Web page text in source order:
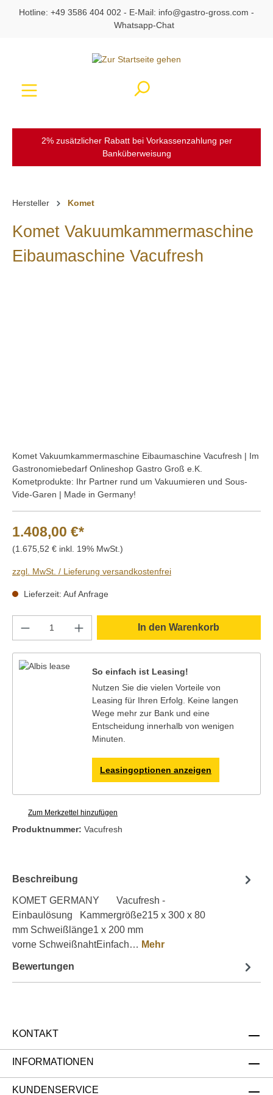
springen
Hotline: +49 3586 404 002 - E-Mail: info@gastro-gross.com -
Whatsapp-Chat
2% zusätzlicher Rabatt bei Vorkassenzahlung per
Banküberweisung
Hersteller Komet
Komet Vakuumkammermaschine
Eibaumaschine Vacufresh
Komet Vakuumkammermaschine Eibaumaschine Vacufresh | Im
Gastronomiebedarf Onlineshop Gastro Groß e.K.
Kometprodukte: Ihr Partner rund um Vakuumieren und Sous-
Vide-Garen | Made in Germany!
1.408,00 €*
(1.675,52 € inkl. 19% MwSt.)
zzgl. MwSt. / Lieferung versandkostenfrei
Lieferzeit: Auf Anfrage
Produkt Anzahl: Gib den gewünschten
In den Warenkorb
So einfach ist Leasing!
Nutzen Sie die vielen Vorteile von
Leasing für Ihren Erfolg. Keine langen
Wege mehr zur Bank und eine
Entscheidung innerhalb von wenigen
Minuten.
Leasingoptionen anzeigen
Zum Merkzettel hinzufügen
Produktnummer: Vacufresh
Beschreibung
KOMET GERMANY Vacufresh -
Einbaulösung Kammergröße215 x 300 x 80
mm Schweißlänge1 x 200 mm
vorne SchweißnahtEinfach… Mehr
Bewertungen
KONTAKT
INFORMATIONEN
KUNDENSERVICE